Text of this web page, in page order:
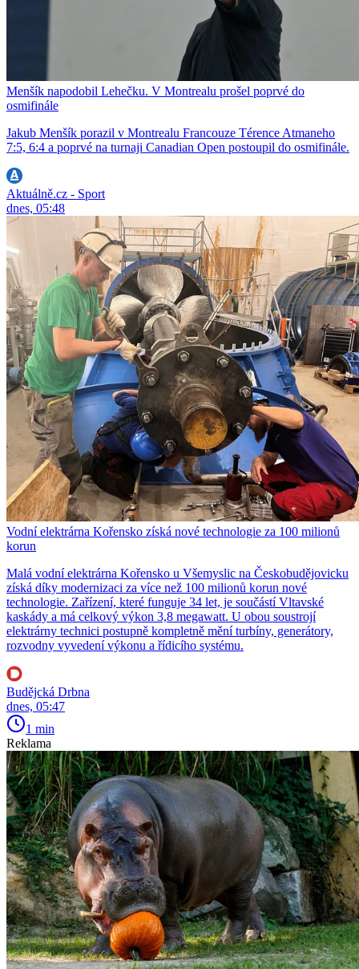
Menšík napodobil Lehečku. V Montrealu prošel poprvé do
osmifinále
Jakub Menšík porazil v Montrealu Francouze Térence Atmaneho
7:5, 6:4 a poprvé na turnaji Canadian Open postoupil do osmifinále.
Aktuálně.cz - Sport
dnes, 05:48
Vodní elektrárna Kořensko získá nové technologie za 100 milionů
korun
Malá vodní elektrárna Kořensko u Všemyslic na Českobudějovicku
získá díky modernizaci za více než 100 milionů korun nové
technologie. Zařízení, které funguje 34 let, je součástí Vltavské
kaskády a má celkový výkon 3,8 megawatt. U obou soustrojí
elektrárny technici postupně kompletně mění turbíny, generátory,
rozvodny vyvedení výkonu a řídicího systému.
Budějcká Drbna
dnes, 05:47
1 min
Reklama